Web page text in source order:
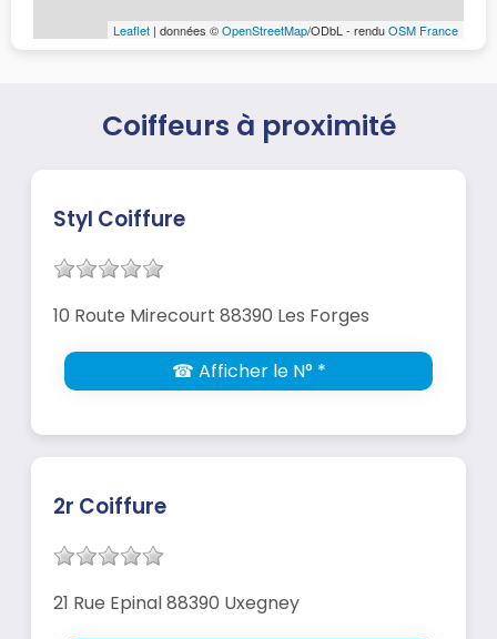
Leaflet | données ©OpenStreetMap/ODbL - renduOSM France
Coiffeurs à proximité
Styl Coiffure
10 Route Mirecourt 88390 Les Forges
☎ Afficher le N° *
2r Coiffure
21 Rue Epinal 88390 Uxegney